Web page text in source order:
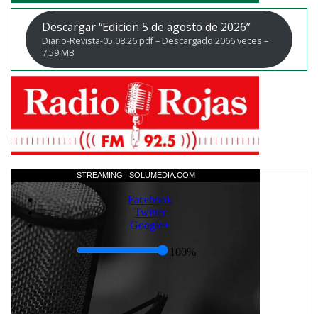
Descargar “Edicion 5 de agosto de 2026”
Diario-Revista-05.08.26.pdf – Descargado 2066 veces –
7,59 MB